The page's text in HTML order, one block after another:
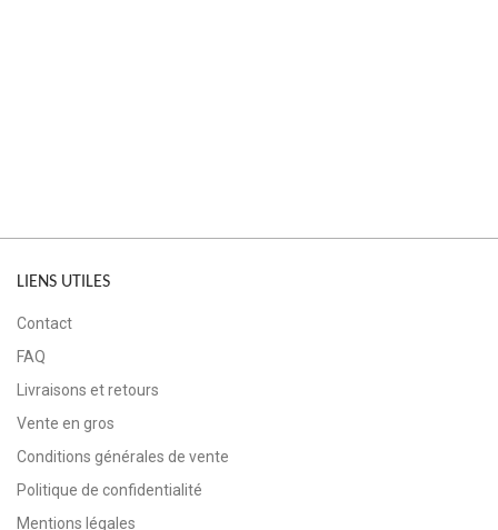
LIENS UTILES
Contact
FAQ
Livraisons et retours
Vente en gros
Conditions générales de vente
Politique de confidentialité
Mentions légales